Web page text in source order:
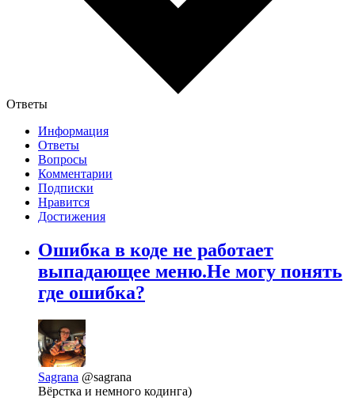
Ответы
Информация
Ответы
Вопросы
Комментарии
Подписки
Нравится
Достижения
Ошибка в коде не работает
выпадающее меню.Не могу понять
где ошибка?
Sagrana @sagrana
Вёрстка и немного кодинга)